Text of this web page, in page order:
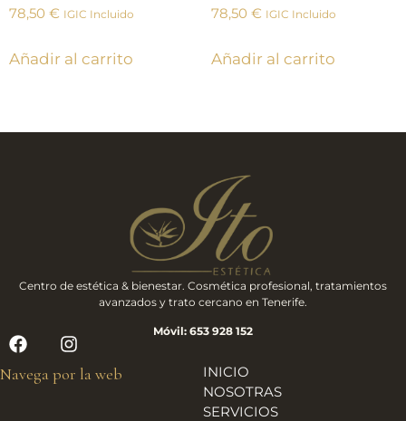
78,50 € IGIC Incluido
Añadir al carrito
78,50 € IGIC Incluido
Añadir al carrito
Centro de estética & bienestar. Cosmética profesional, tratamientos
avanzados y trato cercano en Tenerife.
Móvil: 653 928 152
Navega por la web
INICIO
NOSOTRAS
SERVICIOS